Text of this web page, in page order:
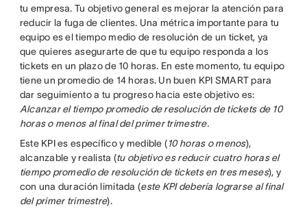
tu empresa. Tu objetivo general es mejorar la atención para
reducir la fuga de clientes. Una métrica importante para tu
equipo es el tiempo medio de resolución de un ticket, ya
que quieres asegurarte de que tu equipo responda a los
tickets en un plazo de 10 horas. En este momento, tu equipo
tiene un promedio de 14 horas. Un buen KPI SMART para
dar seguimiento a tu progreso hacia este objetivo es:
Alcanzar el tiempo promedio de resolución de tickets de 10
horas o menos al final del primer trimestre.
Este KPI es específico y medible (10 horas o menos),
alcanzable y realista (tu objetivo es reducir cuatro horas el
tiempo promedio de resolución de tickets en tres meses), y
con una duración limitada (este KPI debería lograrse al final
del primer trimestre).